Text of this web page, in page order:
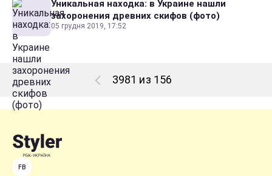
Уникальная находка: в Украине нашли
захоронения древних скифов (фото)
05 грудня 2019, 17:52
3981 из 156
FB